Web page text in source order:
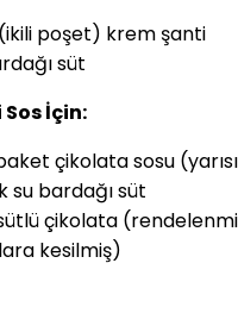
poşet) krem şanti
süt
İçin:
çikolata sosu
su bardağı süt
çikolata
kesilmiş)